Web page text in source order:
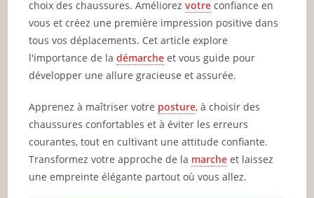
choix des chaussures. Améliorezvotre confiance en
vous et créez une première impression positive dans
tous vos déplacements. Cet article explore
l'importance de ladémarche et vous guide pour
développer une allure gracieuse et assurée.
Apprenez à maîtriser votre posture, à choisir des
chaussures confortables et à éviter les erreurs
courantes, tout en cultivant une attitude confiante.
Transformez votre approche de la marche et laissez
une empreinte élégante partout où vous allez.